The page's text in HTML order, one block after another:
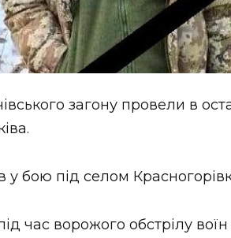
загону провели в
у бою під селом
час ворожого обстрілу